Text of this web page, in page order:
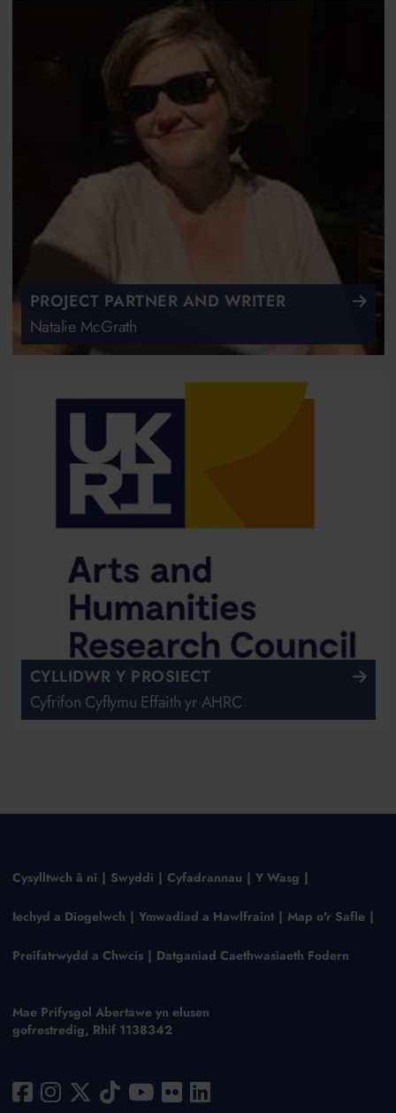
PROJECT PARTNER AND WRITER
Natalie McGrath
CYLLIDWR Y PROSIECT
Cyfrifon Cyflymu Effaith yr AHRC
Cysylltwch â ni Swyddi Cyfadrannau Y Wasg
Iechyd a Diogelwch Ymwadiad a Hawlfraint Map o'r Safle
Preifatrwydd a Chwcis Datganiad Caethwasiaeth Fodern
Mae Prifysgol Abertawe yn elusen
gofrestredig, Rhif 1138342